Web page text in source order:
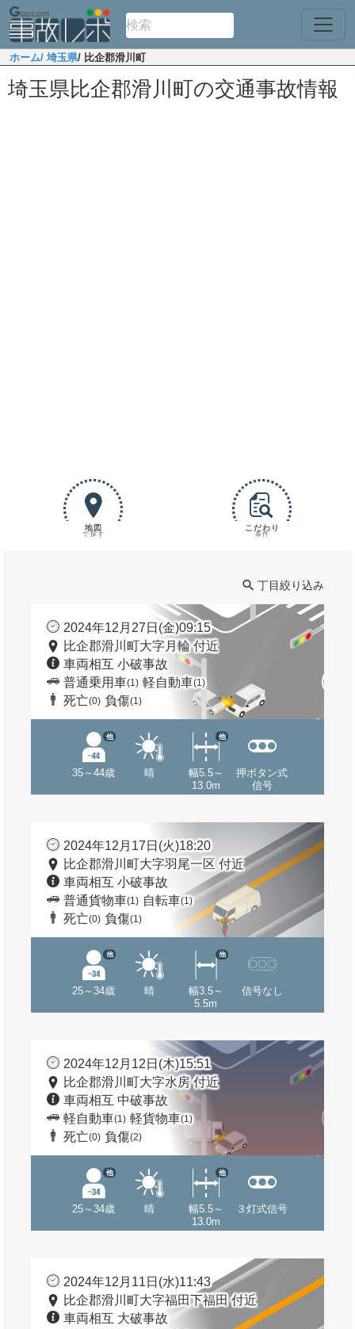
ホーム/ 埼玉県/ 比企郡滑川町
埼玉県比企郡滑川町の交通事故情報
地図
で探す
こだわり
条件
丁目絞り込み
2024年12月27日(金)09:15
比企郡滑川町大字月輪 付近
車両相互 小破事故
普通乗用車(1) 軽自動車(1)
死亡(0) 負傷(1)
35～44歳
他
晴
幅5.5～
13.0m
他
押ボタン式
信号
2024年12月17日(火)18:20
比企郡滑川町大字羽尾一区 付近
車両相互 小破事故
普通貨物車(1) 自転車(1)
死亡(0) 負傷(1)
25～34歳
他
晴
幅3.5～
5.5m
他
信号なし
2024年12月12日(木)15:51
比企郡滑川町大字水房 付近
車両相互 中破事故
軽自動車(1) 軽貨物車(1)
死亡(0) 負傷(2)
25～34歳
他
晴
幅5.5～
13.0m
他
３灯式信号
2024年12月11日(水)11:43
比企郡滑川町大字福田下福田 付近
車両相互 大破事故